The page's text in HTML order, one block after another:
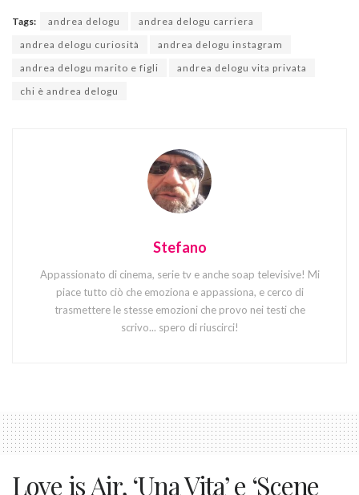
Tags: andrea delogu
andrea delogu carriera
andrea delogu curiosità
andrea delogu instagram
andrea delogu marito e figli
andrea delogu vita privata
chi è andrea delogu
Stefano
Appassionato di cinema, serie tv e anche soap televisive! Mi
piace tutto ciò che emoziona e appassiona, e cerco di
trasmettere le stesse emozioni che provo nei testi che
scrivo... spero di riuscirci!
Love is Air, ‘Una Vita’ e ‘Scene